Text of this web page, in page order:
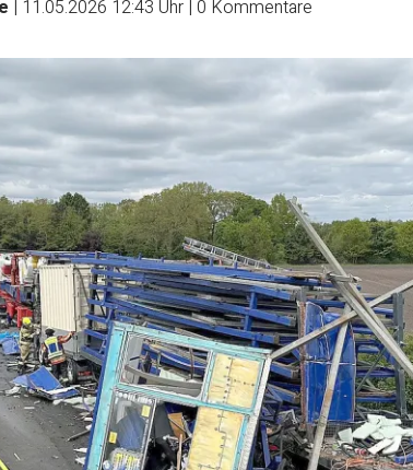
| 11.05.2026 12:43 Uhr | 0 Kommentare